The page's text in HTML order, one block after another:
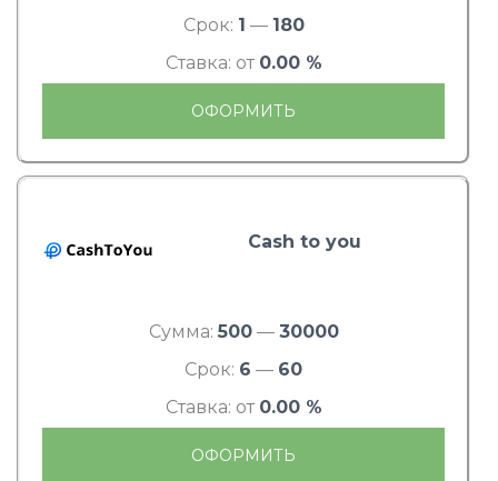
Срок: 1 — 180
Ставка: от 0.00 %
ОФОРМИТЬ
Cash to you
Сумма: 500— 30000
Срок: 6 — 60
Ставка: от 0.00 %
ОФОРМИТЬ